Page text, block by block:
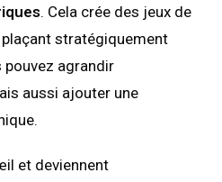
. Cela crée des jeux de
stratégiquement
pouvez agrandir
aussi ajouter une
et deviennent